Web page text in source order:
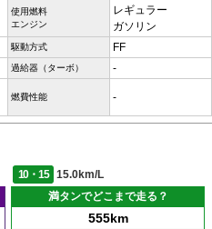
使用燃料
エンジン
レギュラー
ガソリン
駆動方式 FF
過給器（ターボ） -
燃費性能 -
10・15
15.0km/L
満タンでどこまで走る？
555km